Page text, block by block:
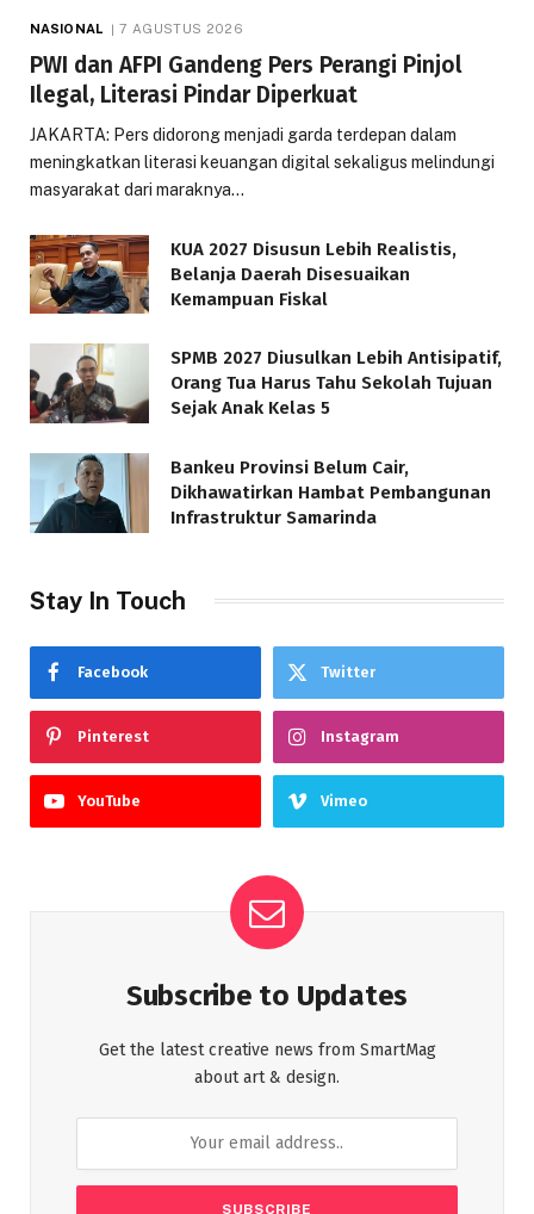
NASIONAL 7 AGUSTUS 2026
PWI dan AFPI Gandeng Pers Perangi Pinjol
Ilegal, Literasi Pindar Diperkuat
JAKARTA: Pers didorong menjadi garda terdepan dalam
meningkatkan literasi keuangan digital sekaligus melindungi
masyarakat dari maraknya…
KUA 2027 Disusun Lebih Realistis,
Belanja Daerah Disesuaikan
Kemampuan Fiskal
SPMB 2027 Diusulkan Lebih Antisipatif,
Orang Tua Harus Tahu Sekolah Tujuan
Sejak Anak Kelas 5
Bankeu Provinsi Belum Cair,
Dikhawatirkan Hambat Pembangunan
Infrastruktur Samarinda
Stay In Touch
Facebook Twitter
Pinterest Instagram
YouTube Vimeo
Subscribe to Updates
Get the latest creative news from SmartMag
about art & design.